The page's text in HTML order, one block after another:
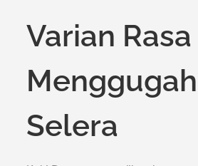
Varian
Menggugah
Selera